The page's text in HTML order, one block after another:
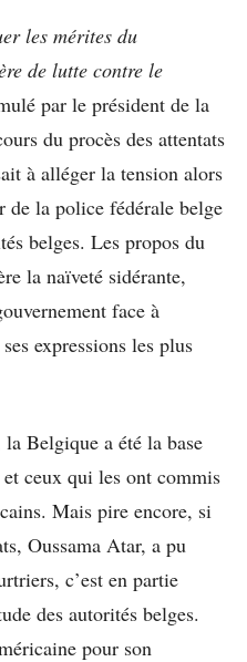
les mérites du
de lutte contre le
par le président de la
du procès des attentats
à alléger la tension alors
de la police fédérale belge
belges. Les propos du
la naïveté sidérante,
face à
expressions les plus
Belgique a été la base
ceux qui les ont commis
Mais pire encore, si
Oussama Atar, a pu
c’est en partie
des autorités belges.
pour son